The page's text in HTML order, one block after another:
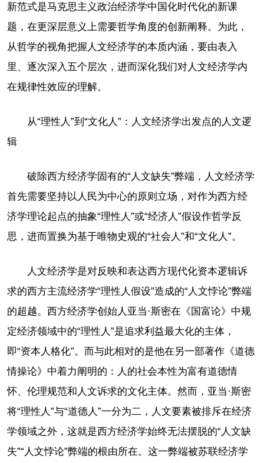
新范式是马克思主义政治经济学中国化时代化的新课
题，在更深层意义上需要哲学角度的创新阐释。为此，
从哲学的视角把握人文经济学的本质内涵，要由表入
里、逐次深入五个层次，进而深化我们对人文经济学内
在规律性效应的理解。
从“理性人”到“文化人”：人文经济学出发点的人文逻
辑
破除西方经济学固有的“人文缺失”弊端，人文经济学
首先需要坚持以人民为中心的原则立场，对作为西方经
济学理论起点的抽象“理性人”或“经济人”假设作哲学反
思，进而置换为基于唯物史观的“社会人”和“文化人”。
人文经济学是对反映和表达西方现代化资本逻辑诉
求的西方主流经济学“理性人假设”造成的“人文悖论”弊端
的超越。西方经济学创始人亚当·斯密在《国富论》中规
定经济领域中的“理性人”是追求利益最大化的主体，
即“资本人格化”。而与此相对的是他在另一部著作《道德
情操论》中着力阐明的：人的社会本性为富有道德情
怀、伦理规范和人文诉求的文化主体。然而，亚当·斯密
将“理性人”与“道德人”一分为二，人文要素被排斥在经济
学领域之外，这就是西方经济学始终无法摆脱的“人文缺
失”“人文悖论”弊端的根由所在。这一弊端被苏联经济学